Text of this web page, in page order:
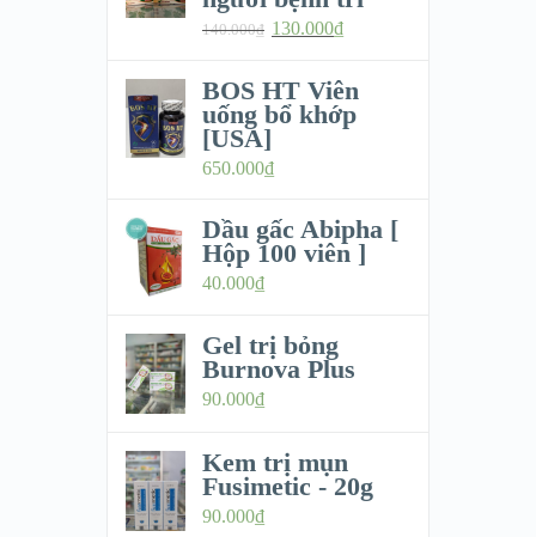
140.000₫ 130.000₫
BOS HT Viên
uống bổ khớp
[USA]
650.000₫
Dầu gấc Abipha [
Hộp 100 viên ]
40.000₫
Gel trị bỏng
Burnova Plus
90.000₫
Kem trị mụn
Fusimetic - 20g
90.000₫